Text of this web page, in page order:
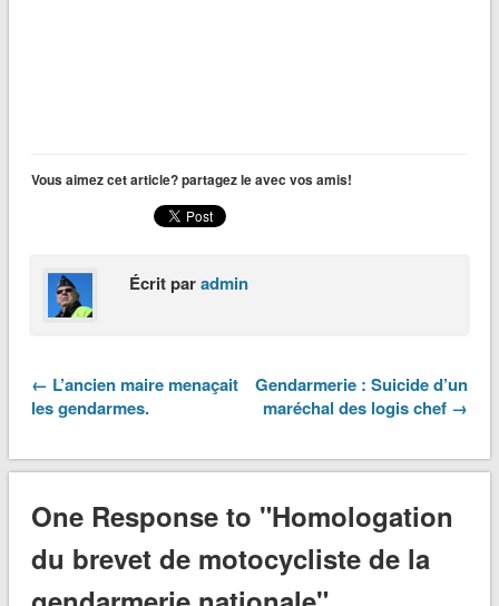
Vous aimez cet article? partagez le avec vos amis!
Écrit paradmin
← L’ancien maire menaçait
les gendarmes.
Gendarmerie : Suicide d’un
maréchal des logis chef →
One Response to "Homologation
du brevet de motocycliste de la